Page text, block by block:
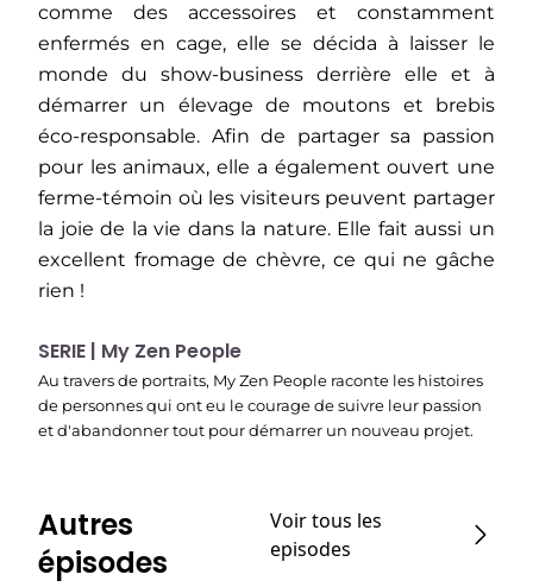
comme des accessoires et constamment
enfermés en cage, elle se décida à laisser le
monde du show-business derrière elle et à
démarrer un élevage de moutons et brebis
éco-responsable. Afin de partager sa passion
pour les animaux, elle a également ouvert une
ferme-témoin où les visiteurs peuvent partager
la joie de la vie dans la nature. Elle fait aussi un
excellent fromage de chèvre, ce qui ne gâche
rien !
SERIE | My Zen People
Au travers de portraits, My Zen People raconte les histoires
de personnes qui ont eu le courage de suivre leur passion
et d'abandonner tout pour démarrer un nouveau projet.
Autres
épisodes
Voir tous les
episodes